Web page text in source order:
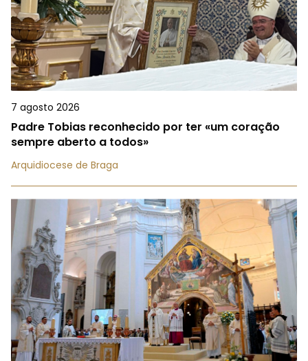
7 agosto 2026
Padre Tobias reconhecido por ter «um coração
sempre aberto a todos»
Arquidiocese de Braga